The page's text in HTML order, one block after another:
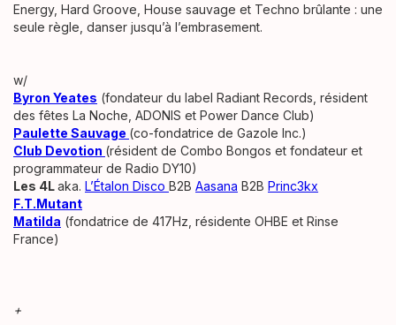
Energy, Hard Groove, House sauvage et Techno brûlante : une
seule règle, danser jusqu’à l’embrasement.
w/
Byron Yeates (fondateur du label Radiant Records, résident
des fêtes La Noche, ADONIS et Power Dance Club)
Paulette Sauvage (co-fondatrice de Gazole Inc.)
Club Devotion (résident de Combo Bongos et fondateur et
programmateur de Radio DY10)
Les 4Laka. L’Étalon Disco B2B Aasana B2B Princ3kx
F.T.Mutant
Matilda (fondatrice de 417Hz, résidente OHBE et Rinse
France)
+